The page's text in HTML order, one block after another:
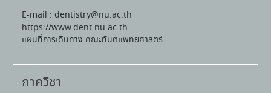
E-mail : dentistry@nu.ac.th
https://www.dent.nu.ac.th
แผนที่การเดินทาง คณะทันตแพทยศาสตร์
ภาควิชา